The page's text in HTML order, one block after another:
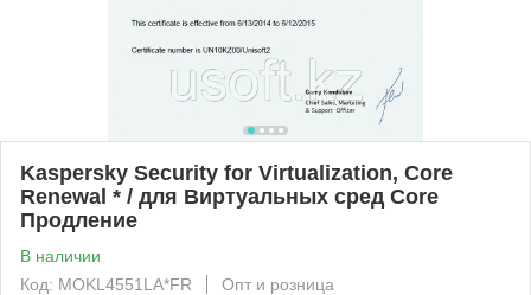
Kaspersky Security for Virtualization, Core
Renewal * / для Виртуальных сред Core
Продление
В наличии
Код: MOKL4551LA*FR
Опт и розница